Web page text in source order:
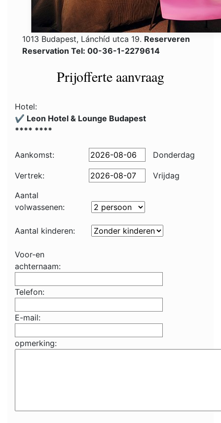
1013 Budapest, Lánchíd utca 19. Reserveren
Reservation Tel: 00-36-1-2279614
Prijofferte aanvraag
Hotel:
✔️ Leon Hotel & Lounge Budapest
**** ****
Aankomst: Donderdag
Vertrek:
Vrijdag
Aantal
volwassenen:
Aantal kinderen:
Voor-en
achternaam:
Telefon:
E-mail:
opmerking: